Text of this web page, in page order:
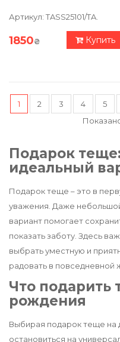
Артикул: TASS25101/TA.
1850₴ Купить
1 2 3 4 5
Подарок
идеальный
Подарок теще – это в
уважения. Даже
вариант помогает
показать заботу. Здесь
выбрать уместную и
радовать в повседневной
Что подарить
рождения
Выбирая подарок теще на
остановиться на